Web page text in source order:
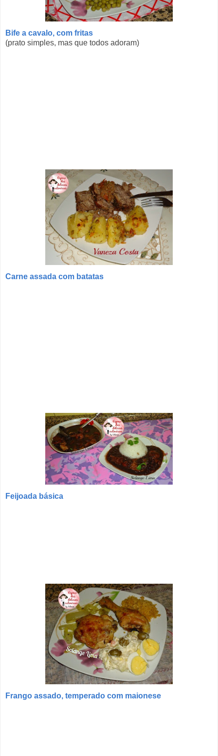
Bife a cavalo, com fritas
(prato simples, mas que todos adoram)
Carne assada com batatas
Feijoada básica
Frango assado, temperado com maionese